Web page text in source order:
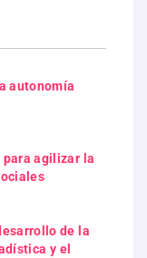
autonomía
para agilizar la
de la
y el